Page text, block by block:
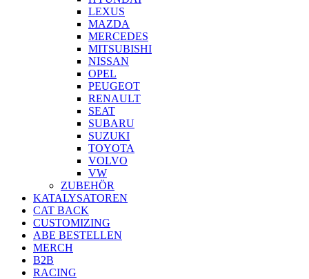
LEXUS
MAZDA
MERCEDES
MITSUBISHI
NISSAN
OPEL
PEUGEOT
RENAULT
SEAT
SUBARU
SUZUKI
TOYOTA
VOLVO
VW
ZUBEHÖR
KATALYSATOREN
CAT BACK
CUSTOMIZING
ABE BESTELLEN
MERCH
B2B
RACING